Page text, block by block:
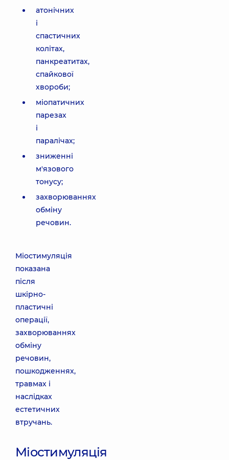
атонічних
і
спастичних
колітах,
панкреатитах,
спайкової
хвороби;
міопатичних
парезах
і
паралічах;
зниженні
м'язового
тонусу;
захворюваннях
обміну
речовин.
Міостимуляція
показана
після
шкірно-
пластичні
операції,
захворюваннях
обміну
речовин,
пошкодженнях,
травмах і
наслідках
естетичних
втручань.
Міостимуляція